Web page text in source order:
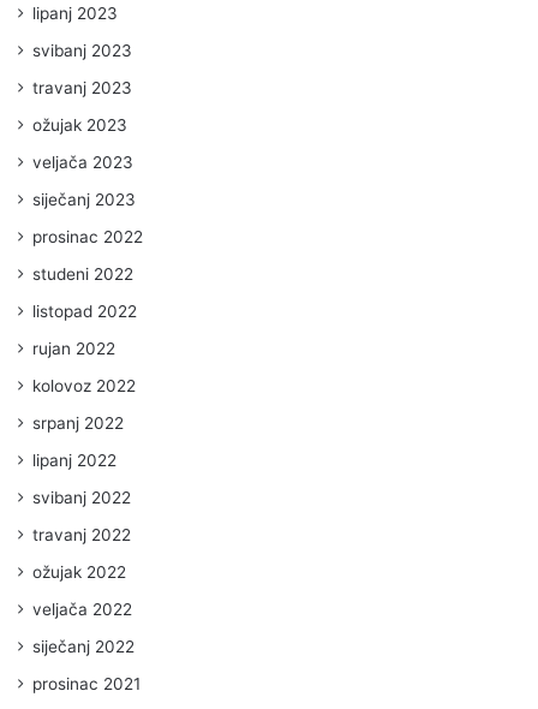
lipanj 2023
svibanj 2023
travanj 2023
ožujak 2023
veljača 2023
siječanj 2023
prosinac 2022
studeni 2022
listopad 2022
rujan 2022
kolovoz 2022
srpanj 2022
lipanj 2022
svibanj 2022
travanj 2022
ožujak 2022
veljača 2022
siječanj 2022
prosinac 2021